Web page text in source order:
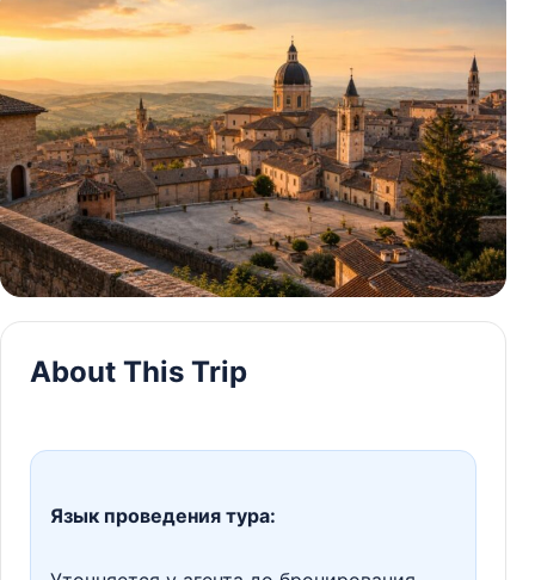
About This Trip
Язык проведения тура: